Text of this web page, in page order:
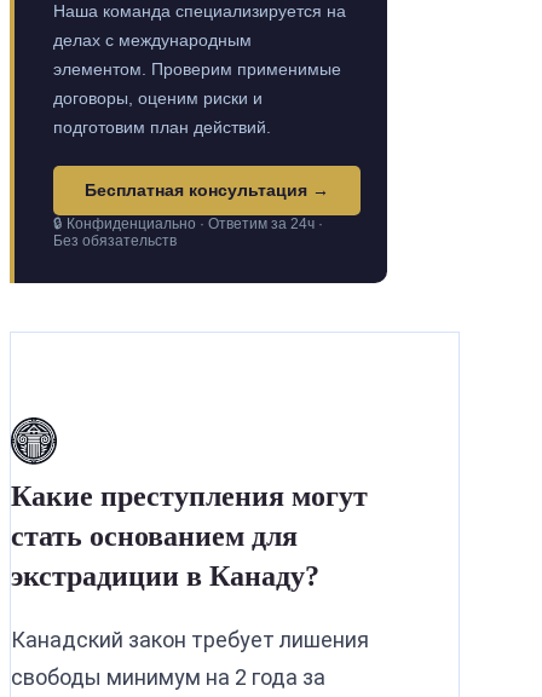
Наша команда специализируется на
делах с международным
элементом. Проверим применимые
договоры, оценим риски и
подготовим план действий.
Бесплатная консультация →
🔒 Конфиденциально · Ответим за 24ч ·
Без обязательств
Какие преступления могут
стать основанием для
экстрадиции в Канаду?
Канадский закон требует лишения
свободы минимум на 2 года за